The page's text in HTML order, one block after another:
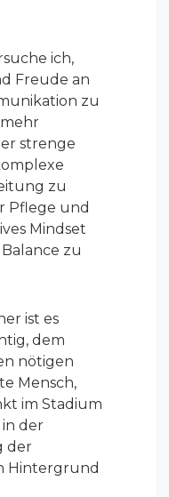
ich,
Freude an
zu
strenge
zu
Pflege und
Mindset
zu
ist es
dem
nötigen
Mensch,
im Stadium
der
der
Hintergrund